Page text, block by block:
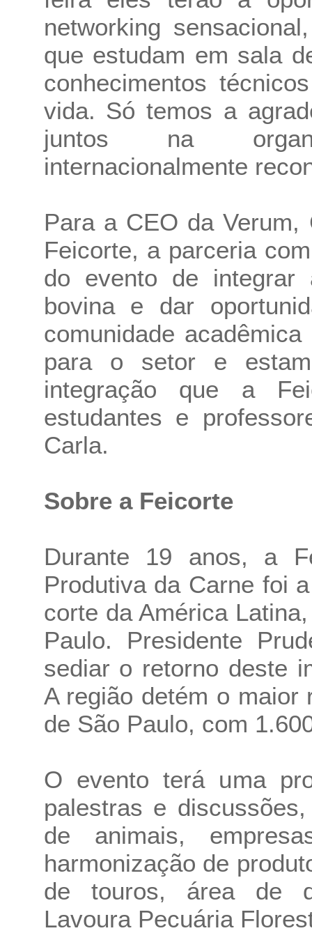
networking
que estudam em sala
conhecimentos
vida. Só temos a
juntos na
internacionalmente
Para a CEO da
Feicorte, a parceria
do evento de integrar
bovina e dar
comunidade
para o setor e
integração que a
estudantes e
Carla.
Sobre a Feicorte
Durante 19 anos, a
Produtiva da Carne foi
corte da América
Paulo. Presidente
sediar o retorno deste
A região detém o maior
de São Paulo, com
O evento terá uma
palestras e
de animais,
harmonização de
de touros, área de
Lavoura Pecuária